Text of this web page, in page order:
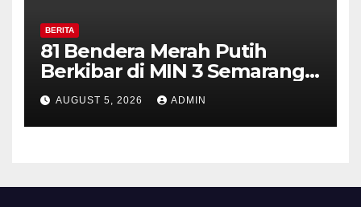
BERITA
81 Bendera Merah Putih
Berkibar di MIN 3 Semarang,
Bhabinkamtibmas Desa
Timpik Hadiri Peringatan
HUT ke-81 Kemerdekaan RI
AUGUST 5, 2026 ADMIN